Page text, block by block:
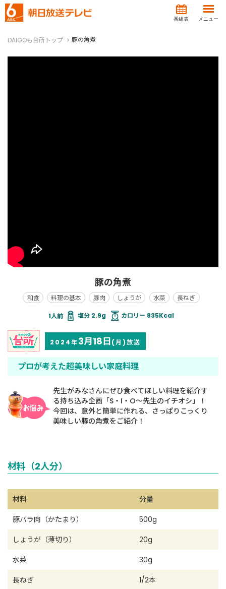
番組表 メニュー
DAIGOも台所トップ 豚の角煮
豚の角煮
和食 料理の基本 豚肉 しょうが 水菜 長ねぎ
塩分 2.9g カロリー 835Kcal
2024年3月18日(月)放送
プロが考えた超美味しい家庭料理
先生がみなさんにぜひ食べてほしい料理を紹介す
る持ち込み企画「S・I・O～先生のイチオシ」！
今回は、意外と簡単に作れる、さっぱりこっくり
美味しい豚の角煮をご紹介！
材料（2人分）
材料
分量
豚バラ肉（かたまり）
500g
しょうが（薄切り）
20g
水菜
30g
長ねぎ
1/2本